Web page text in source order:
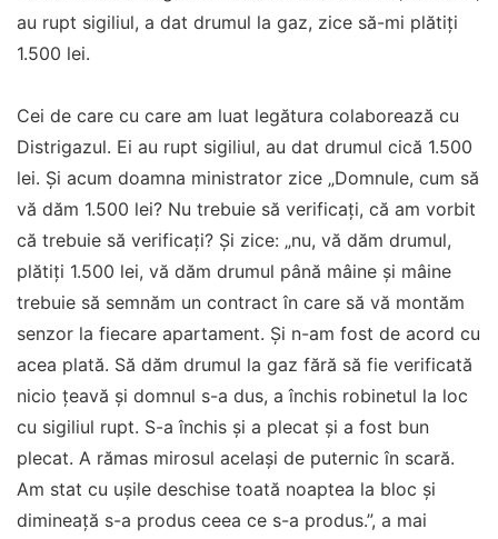
au rupt sigiliul, a dat drumul la gaz, zice să-mi plătiți
1.500 lei.
Cei de care cu care am luat legătura colaborează cu
Distrigazul. Ei au rupt sigiliul, au dat drumul cică 1.500
lei. Și acum doamna ministrator zice „Domnule, cum să
vă dăm 1.500 lei? Nu trebuie să verificați, că am vorbit
că trebuie să verificați? Și zice: „nu, vă dăm drumul,
plătiți 1.500 lei, vă dăm drumul până mâine și mâine
trebuie să semnăm un contract în care să vă montăm
senzor la fiecare apartament. Și n-am fost de acord cu
acea plată. Să dăm drumul la gaz fără să fie verificată
nicio țeavă și domnul s-a dus, a închis robinetul la loc
cu sigiliul rupt. S-a închis și a plecat și a fost bun
plecat. A rămas mirosul același de puternic în scară.
Am stat cu ușile deschise toată noaptea la bloc și
dimineață s-a produs ceea ce s-a produs.”, a mai